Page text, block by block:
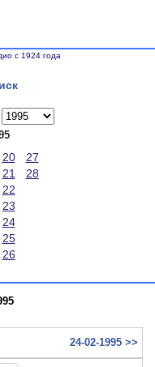
с 1924 года
20
27
21
28
22
23
24
25
26
24-02-1995 >>